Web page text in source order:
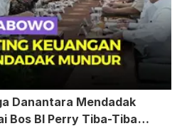
Danantara Mendadak
Bos BI Perry Tiba-Tiba